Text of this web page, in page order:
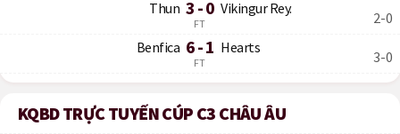
2-0
Thun 3 - 0 Vikingur Rey.
FT
3-0
Benfica 6 - 1 Hearts
FT
KQBD TRỰC TUYẾN CÚP C3 CHÂU ÂU